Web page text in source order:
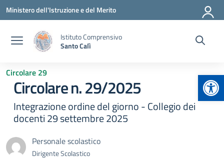
Vai ai contenuti
Vai al menu di navigazione
Vai al footer
Ministero dell'Istruzione e del Merito
Istituto Comprensivo
Santo Calì
Circolare 29
Circolare n. 29/2025
Integrazione ordine del giorno - Collegio dei
docenti 29 settembre 2025
Personale scolastico
Dirigente Scolastico